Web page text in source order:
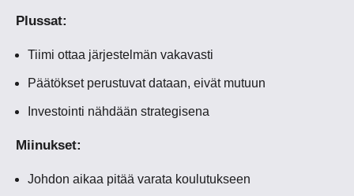
Plussat:
Tiimi ottaa järjestelmän vakavasti
Päätökset perustuvat dataan, eivät mutuun
Investointi nähdään strategisena
Miinukset:
Johdon aikaa pitää varata koulutukseen